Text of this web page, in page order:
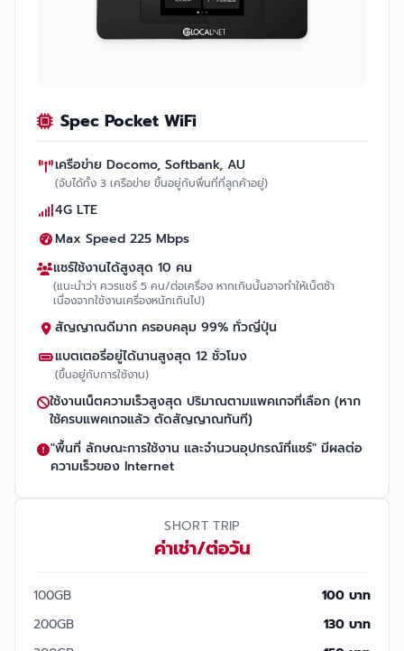
Spec Pocket WiFi
เครือข่าย Docomo, Softbank, AU
(จับได้ทั้ง 3 เครือข่าย ขึ้นอยู่กับพื่นที่ที่ลูกค้าอยู่)
4G LTE
Max Speed 225 Mbps
แชร์ใช้งานได้สูงสุด 10 คน
(แนะนำว่า ควรแชร์ 5 คน/ต่อเครื่อง หากเกินนั้นอาจทำให้เน็ตช้า
เนื่องจากใช้งานเครื่องหนักเกินไป)
สัญญาณดีมาก ครอบคลุม 99% ทั่วญี่ปุ่น
แบตเตอรี่อยู่ได้นานสูงสุด 12 ชั่วโมง
(ขึ้นอยู่กับการใช้งาน)
ใช้งานเน็ตความเร็วสูงสุด ปริมาณตามแพคเกจที่เลือก (หาก
ใช้ครบแพคเกจแล้ว ตัดสัญญาณทันที)
"พื้นที่ ลักษณะการใช้งาน และจำนวนอุปกรณ์ที่แชร์" มีผลต่อ
ความเร็วของ Internet
SHORT TRIP
ค่าเช่า/ต่อวัน
100GB
100 บาท
200GB
130 บาท